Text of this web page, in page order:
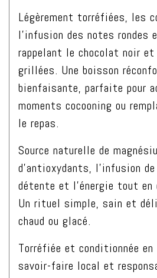
sucre
ajouté,
Légèrement torréfiées, les
l’infusion des notes rondes
rappelant le chocolat noir
grillées. Une boisson
bienfaisante, parfaite pour
moments cocooning ou
le repas.
Source naturelle de
d’antioxydants, l’infusion
détente et l’énergie tout
Un rituel simple, sain et
chaud ou glacé.
Torréfiée et conditionnée en
savoir-faire local et